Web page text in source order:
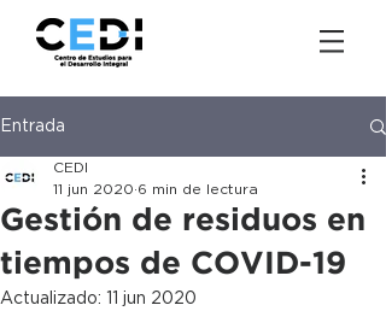
Entrada
Gestión de residuos en
tiempos de COVID-19
CEDI
11 jun 2020 6 min de lectura
Actualizado: 11 jun 2020